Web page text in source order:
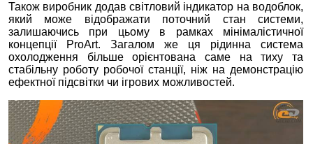
Також виробник додав світловий індикатор на водоблок,
який може відображати поточний стан системи,
залишаючись при цьому в рамках мінімалістичної
концепції ProArt. Загалом же ця рідинна система
охолодження більше орієнтована саме на тиху та
стабільну роботу робочої станції, ніж на демонстрацію
ефектної підсвітки чи ігрових можливостей.